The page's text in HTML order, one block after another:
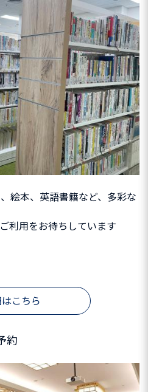
絵本、英語書籍など、多彩な
利用をお待ちしています
こちら
約